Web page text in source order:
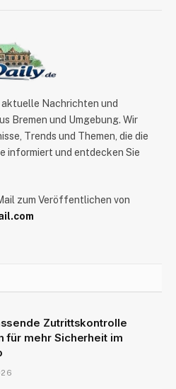
Nachrichten und
Bremen und Umgebung. Wir
Trends und Themen, die die
informiert und entdecken Sie
zum Veröffentlichen von
Zutrittskontrolle
für mehr Sicherheit im